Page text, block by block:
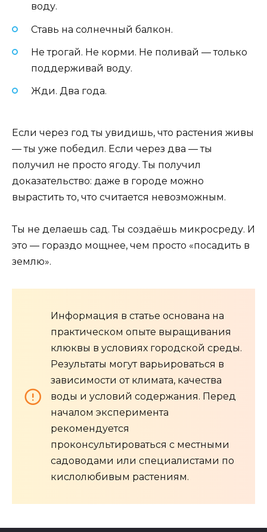
воду.
Ставь на солнечный балкон.
Не трогай. Не корми. Не поливай — только
поддерживай воду.
Жди. Два года.
Если через год ты увидишь, что растения живы
— ты уже победил. Если через два — ты
получил не просто ягоду. Ты получил
доказательство: даже в городе можно
вырастить то, что считается невозможным.
Ты не делаешь сад. Ты создаёшь микросреду. И
это — гораздо мощнее, чем просто «посадить в
землю».
Информация в статье основана на
практическом опыте выращивания
клюквы в условиях городской среды.
Результаты могут варьироваться в
зависимости от климата, качества
воды и условий содержания. Перед
началом эксперимента
рекомендуется
проконсультироваться с местными
садоводами или специалистами по
кислолюбивым растениям.